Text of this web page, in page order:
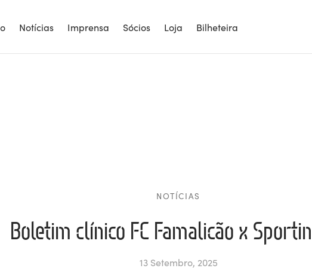
Notícias Imprensa Sócios Loja Bilheteira
NOTÍCIAS
Boletim clínico FC Famalicão x
13 Setembro, 2025